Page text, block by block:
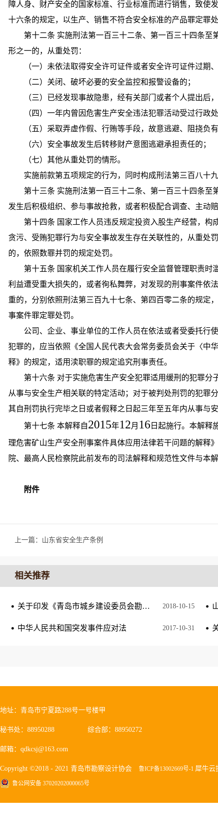
障人身、财产安全的国家标准、行业标准而进行销售，致使
十六条的规定，以生产、销售不符合安全标准的产品罪定罪
第十二条 实施刑法第一百三十二条、第一百三十四条
形之一的，从重处罚：
（一）未依法取得安全许可证件或者安全许可证件过期
（二）关闭、破坏必要的安全监控和报警设备的；
（三）已经发现事故隐患，经有关部门或者个人提出后
（四）一年内曾因危害生产安全违法犯罪活动受过行政
（五）采取弄虚作假、行贿等手段，故意逃避、阻挠负
（六）安全事故发生后转移财产意图逃避承担责任的；
（七）其他从重处罚的情形。
实施前款第五项规定的行为，同时构成刑法第三百八十
第十三条 实施刑法第一百三十二条、第一百三十四条
发生后积极组织、参与事故抢救，或者积极配合调查、主动
第十四条 国家工作人员违反规定投资入股生产经营，
贪污、受贿犯罪行为与安全事故发生存在关联性的，从重处
的，依照数罪并罚的规定处罚。
第十五条 国家机关工作人员在履行安全监督管理职责
利益遭受重大损失的，或者徇私舞弊，对发现的刑事案件依
重的，分别依照刑法第三百九十七条、第四百零二条的规定
事案件罪定罪处罚。
公司、企业、事业单位的工作人员在依法或者受委托行
犯罪的，应当依照《全国人民代表大会常务委员会关于〈中
释》的规定，适用渎职罪的规定追究刑事责任。
第十六条 对于实施危害生产安全犯罪适用缓刑的犯罪
从事与安全生产相关联的特定活动；对于被判处刑罚的犯罪
其自刑罚执行完毕之日或者假释之日起三年至五年内从事与
第十七条 本解释自2015年12月 16 日起施行。本解释
理危害矿山生产安全刑事案件具体应用法律若干问题的解释
院、最高人民检察院此前发布的司法解释和规范性文件与本
附件
上一篇： 山东省安全生产条例
相关推荐
关于印发《青岛市城乡建设委员会勘察设计单位和从业人员诚信考核管理办法》的通知 2018-10-15
中华人民共和国突发事件应对法 2017-10-31
地址：青岛市宁夏路288号一号楼甲
秘书处：88950288 综合部：88950272
邮箱：qdkcsj@163.com
Copyright ©2018 - 2021 青岛市勘察设计协会 鲁ICP备13002669号-1 犀牛云
鲁公网安备 37020202000065号